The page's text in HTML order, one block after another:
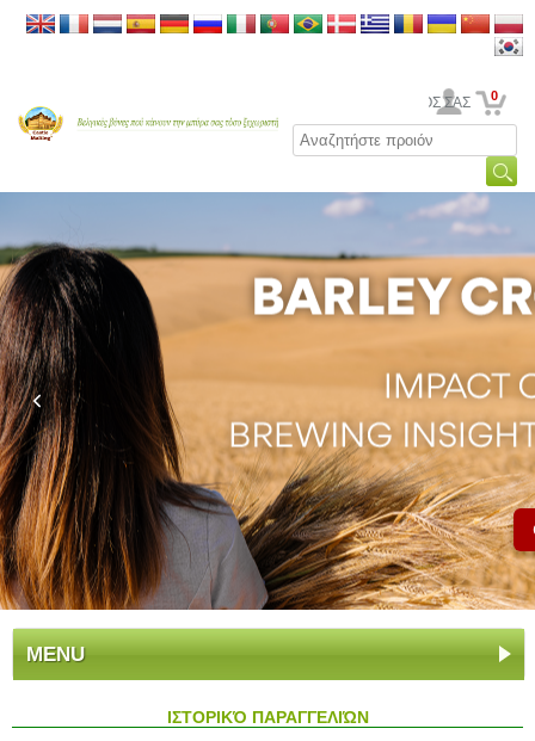
Ο ΛΟΓΑΡΙΑΣΜΟΣ ΣΑΣ 0
MENU
ΙΣΤΟΡΙΚΌ ΠΑΡΑΓΓΕΛΙΏΝ